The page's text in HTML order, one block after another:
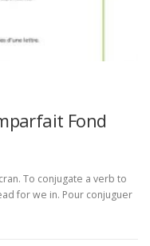
Fond
To conjugate a verb to
for we in. Pour conjuguer